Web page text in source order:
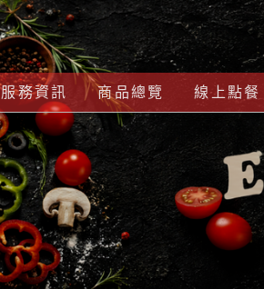
服務資訊 商品總覽 線上點餐